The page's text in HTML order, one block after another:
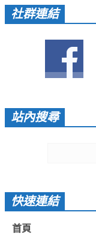
聚會剪影_2024年
聚會剪影_2022年
聚會剪影_2019年
聚會剪影_2015年
社群連結
站內搜尋
快速連結
首頁